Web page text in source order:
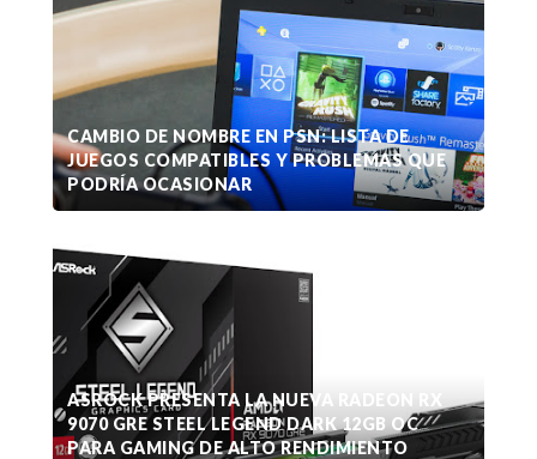
CAMBIO DE NOMBRE EN PSN: LISTA DE
JUEGOS COMPATIBLES Y PROBLEMAS QUE
PODRÍA OCASIONAR
ASROCK PRESENTA LA NUEVA RADEON RX
9070 GRE STEEL LEGEND DARK 12GB OC
PARA GAMING DE ALTO RENDIMIENTO